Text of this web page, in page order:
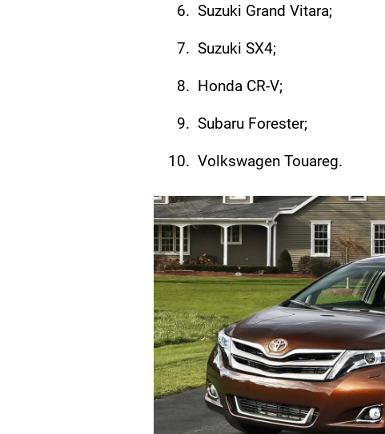
Suzuki Grand Vitara;
Suzuki SX4;
Honda CR-V;
Subaru Forester;
Volkswagen Touareg.